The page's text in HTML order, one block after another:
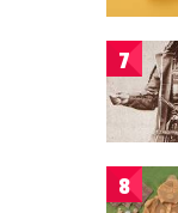
7
8